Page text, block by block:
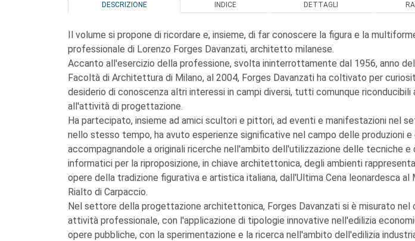
DESCRIZIONE INDICE DETTAGLI
Il volume si propone di ricordare e, insieme, di far conoscere la figura e la
professionale di Lorenzo Forges Davanzati, architetto milanese.
Accanto all'esercizio della professione, svolta ininterrottamente dal 1956, anno
Facoltà di Architettura di Milano, al 2004, Forges Davanzati ha coltivato per
desiderio di conoscenza altri interessi in campi diversi, tutti comunque
all'attività di progettazione.
Ha partecipato, insieme ad amici scultori e pittori, ad eventi e manifestazioni nel
nello stesso tempo, ha avuto esperienze significative nel campo delle produzioni e
accompagnandole a originali ricerche nell'ambito dell'utilizzazione delle tecniche
informatici per la riproposizione, in chiave architettonica, degli ambienti
opere della tradizione figurativa e artistica italiana, dall'Ultima Cena leonardesca al
Rialto di Carpaccio.
Nel settore della progettazione architettonica, Forges Davanzati si è misurato nel
attività professionale, con l'applicazione di tipologie innovative nell'edilizia
opere pubbliche, con la sperimentazione e la ricerca nell'ambito dell'edilizia